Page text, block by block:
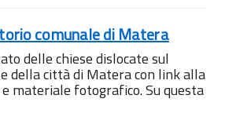
comunale di Matera
delle chiese dislocate sul
della città di Matera con link alla
materiale fotografico. Su questa